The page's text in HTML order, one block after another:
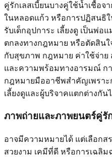
คู่รักเลสเบี้ยนบางคู่ใช้น้ำเชื้อ
ในหลอดแก้ว หรือการปฏิสนธิ
รับเด็กอุปการะ เลี้ยงดู เป็นพ่
ตกลงทางกฎหมาย หรือตัดสิน
กับสุขภาพ กฎหมาย ค่าใช้จ่า
และความพร้อมทางอารมณ์ ก
กฎหมายมืออาชีพสำคัญเพรา
เลี้ยงดูและผู้บริจาคแตกต่างกั
ภาพถ่ายและภาพยนตร์คู่รั
อาจมีความหมายได้ แต่เลือกส
สวยงาม เคมีที่ดี หรือการเฉลิ